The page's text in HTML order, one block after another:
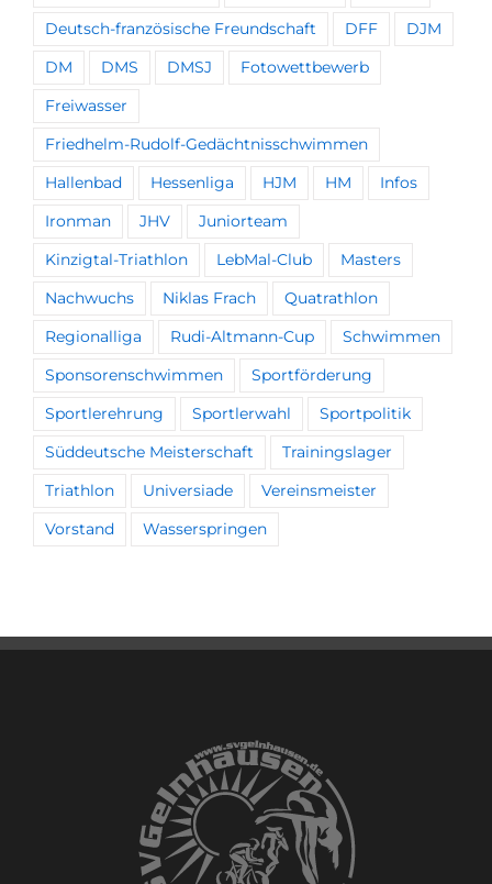
Deutsch-französische Freundschaft DFF DJM
DM DMS DMSJ Fotowettbewerb
Freiwasser
Friedhelm-Rudolf-Gedächtnisschwimmen
Hallenbad Hessenliga HJM HM Infos
Ironman JHV Juniorteam
Kinzigtal-Triathlon LebMal-Club Masters
Nachwuchs Niklas Frach Quatrathlon
Regionalliga Rudi-Altmann-Cup Schwimmen
Sponsorenschwimmen Sportförderung
Sportlerehrung Sportlerwahl Sportpolitik
Süddeutsche Meisterschaft Trainingslager
Triathlon Universiade Vereinsmeister
Vorstand Wasserspringen